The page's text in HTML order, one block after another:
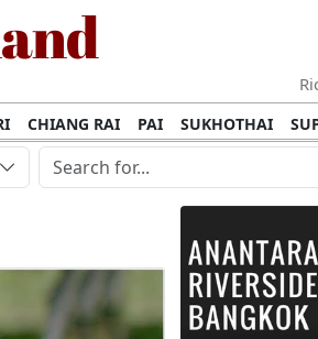
CHIANG RAI PAI SUKHOTHAI
PHI SURATTHANI
PHETCHABURI KHON KAEN RAYONG
KOH
SIMILAN ISLANDS